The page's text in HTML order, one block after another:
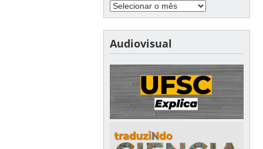
Audiovisual